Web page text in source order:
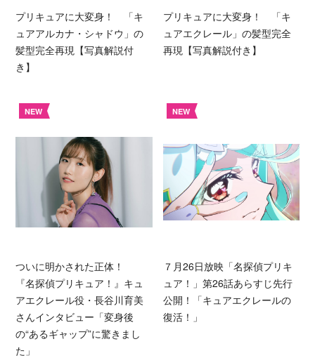
プリキュアに大変身！ 「キ
ュアアルカナ・シャドウ」の
髪型完全再現【写真解説付
き】
プリキュアに大変身！ 「キ
ュアエクレール」の髪型完全
再現【写真解説付き】
NEW
ついに明かされた正体！
『名探偵プリキュア！』キュ
アエクレール役・長谷川育美
さんインタビュー「変身後
の“あるギャップ”に驚きまし
た」
NEW
７月26日放映「名探偵プリキ
ュア！」第26話あらすじ先行
公開！「キュアエクレールの
復活！」